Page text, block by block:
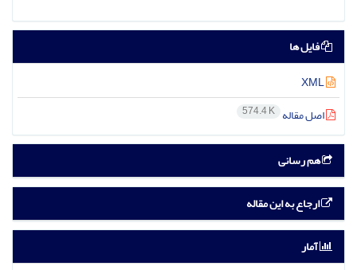
فایل ها
اصل مقاله 574.4 K
هم رسانی
ارجاع به این مقاله
آمار